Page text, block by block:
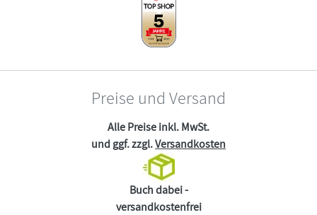
Preise und Versand
Alle Preise inkl. MwSt.
und ggf. zzgl.Versandkosten
Buch dabei -
versandkostenfrei